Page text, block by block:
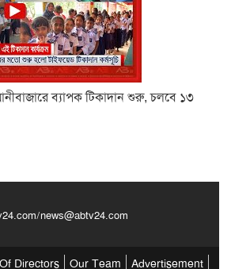
ব্যাপক টিকাদান শুরু, চলবে ১৩
/news@abtv24.com
Directors Our Team Advertisement